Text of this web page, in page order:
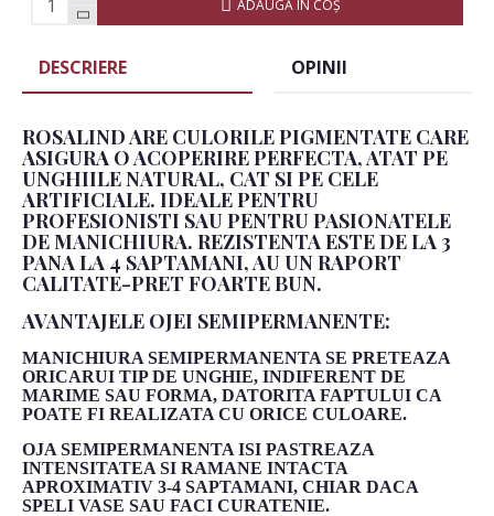
ADAUGĂ ÎN COŞ
DESCRIERE OPINII
ROSALIND ARE CULORILE PIGMENTATE CARE
ASIGURA O ACOPERIRE PERFECTA, ATAT PE
UNGHIILE NATURAL, CAT SI PE CELE
ARTIFICIALE. IDEALE PENTRU
PROFESIONISTI SAU PENTRU PASIONATELE
DE MANICHIURA. REZISTENTA ESTE DE LA 3
PANA LA 4 SAPTAMANI, AU UN RAPORT
CALITATE-PRET FOARTE BUN.
AVANTAJELE OJEI SEMIPERMANENTE:
MANICHIURA SEMIPERMANENTA SE PRETEAZA
ORICARUI TIP DE UNGHIE, INDIFERENT DE
MARIME SAU FORMA, DATORITA FAPTULUI CA
POATE FI REALIZATA CU ORICE CULOARE.
OJA SEMIPERMANENTA ISI PASTREAZA
INTENSITATEA SI RAMANE INTACTA
APROXIMATIV 3-4 SAPTAMANI, CHIAR DACA
SPELI VASE SAU FACI CURATENIE.